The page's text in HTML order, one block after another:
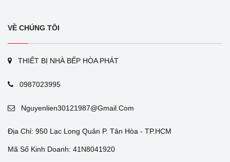
VỀ CHÚNG TÔI
THIẾT BỊ NHÀ BẾP HÒA PHÁT
0987023995
Nguyenlien30121987@gmail.com
Địa Chỉ: 950 Lạc Long Quân P. Tân Hòa - TP.HCM
Mã Số Kinh Doanh: 41N8041920